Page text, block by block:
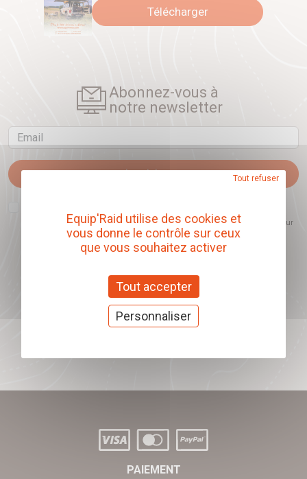
Télécharger
Abonnez-vous à
notre newsletter
Email
Je m'abonne
comprendre les sujets qui m'intéressent et d'améliorer les contenus
proposés. Ce choix est modifiable à tout moment et reste sans incidence sur
mon inscription.
Offrez nos chèques
cadeaux
PAIEMENT
Equip'Raid utilise des cookies et
vous donne le contrôle sur ceux
que vous souhaitez activer
Tout accepter
Tout refuser
Personnaliser